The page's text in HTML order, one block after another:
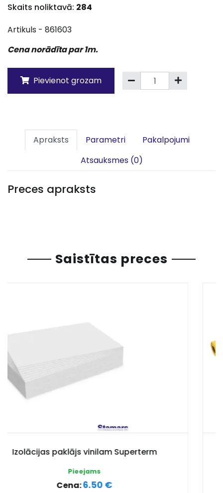
Skaits noliktavā: 284
Artikuls - 861603
Cena norādīta par 1m.
Pievienot grozam
Apraksts Parametri
Pakalpojumi
Atsauksmes (0)
Preces apraksts
Saistītas preces
Tvaika barjeras plēve